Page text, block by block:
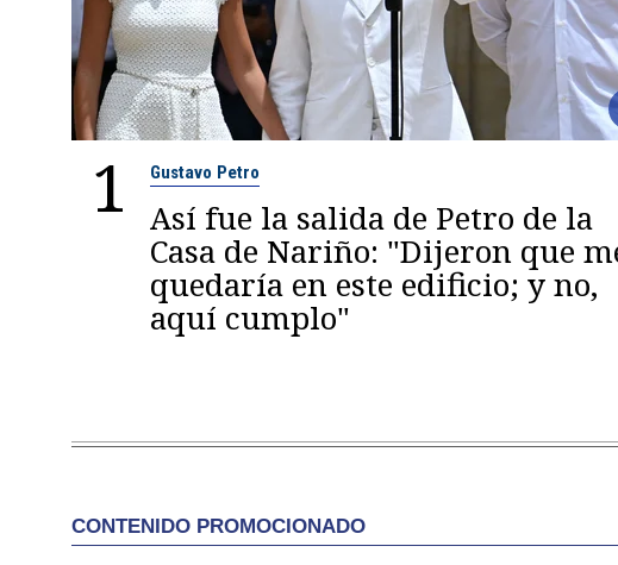
1 Gustavo Petro
Así fue la salida de Petro de la
Casa de Nariño: "Dijeron que
quedaría en este edificio; y no,
aquí cumplo"